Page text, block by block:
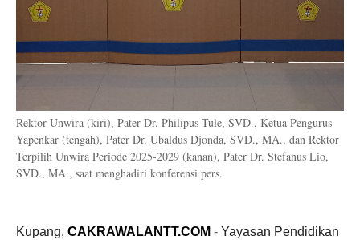
Rektor Unwira (kiri), Pater Dr. Philipus Tule, SVD., Ketua Pengurus
Yapenkar (tengah), Pater Dr. Ubaldus Djonda, SVD., MA., dan Rektor
Terpilih Unwira Periode 2025-2029 (kanan), Pater Dr. Stefanus Lio,
SVD., MA., saat menghadiri konferensi pers.
Kupang, CAKRAWALANTT.COM - Yayasan Pendidikan